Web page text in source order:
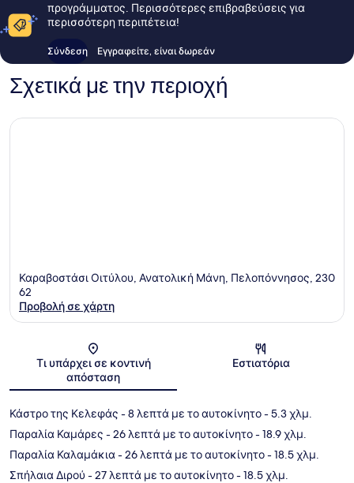
προγράμματος. Περισσότερες επιβραβεύσεις για
περισσότερη περιπέτεια!
Σύνδεση Εγγραφείτε, είναι δωρεάν
Σχετικά με την περιοχή
Καραβοστάσι Οιτύλου, Ανατολική Μάνη, Πελοπόννησος, 230
62
Προβολή σε χάρτη
Τι υπάρχει σε κοντινή
απόσταση
Εστιατόρια
Κάστρο της Κελεφάς - 8 λεπτά με το αυτοκίνητο- 5.3 χλμ.
Παραλία Καμάρες - 26 λεπτά με το αυτοκίνητο- 18.9 χλμ.
Παραλία Καλαμάκια- 26 λεπτά με το αυτοκίνητο- 18.5 χλμ.
Σπήλαια Διρού - 27 λεπτά με το αυτοκίνητο- 18.5 χλμ.